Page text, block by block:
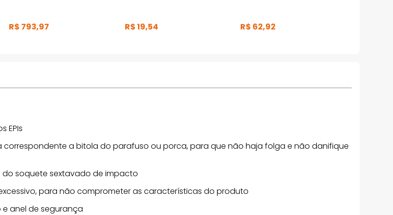
R$ 793,97 R$19,54 R$ 62,92
EPIs
correspondente a bitola do parafuso ou porca, para que não haja folga e não danifique
do soquete sextavado de impacto
para não comprometer as características do produto
e anel de segurança